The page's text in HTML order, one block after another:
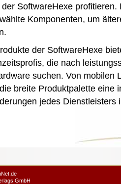
SoftwareHexe profitieren.
Komponenten, um
der SoftwareHexe
die nach
suchen. Von mobilen
breite Produktpalette eine
jedes Dienstleisters
GmbH